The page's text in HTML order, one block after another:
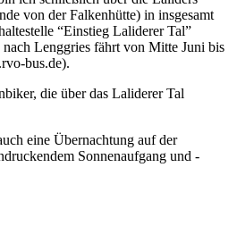
von der Falkenhütte) in insgesamt
“Einstieg Laliderer Tal”
nach Lenggries fährt von Mitte Juni bis
bus.de).
die über das Laliderer Tal
eine Übernachtung auf der
Sonnenaufgang und -